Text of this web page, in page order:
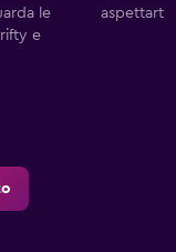
le
e
aspettarti